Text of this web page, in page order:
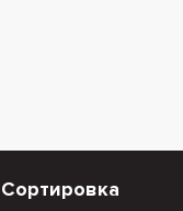
Сортировка